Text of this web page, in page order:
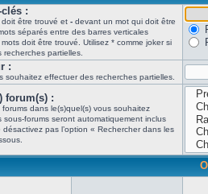
:
être trouvé et - devant un mot qui doit être
séparés entre des barres verticales
doit être trouvé. Utilisez * comme joker si
partielles.
:
souhaitez effectuer des recherches partielles.
forum(s) :
dans le(s)quel(s) vous souhaitez
forums seront automatiquement inclus
pas l’option « Rechercher dans les